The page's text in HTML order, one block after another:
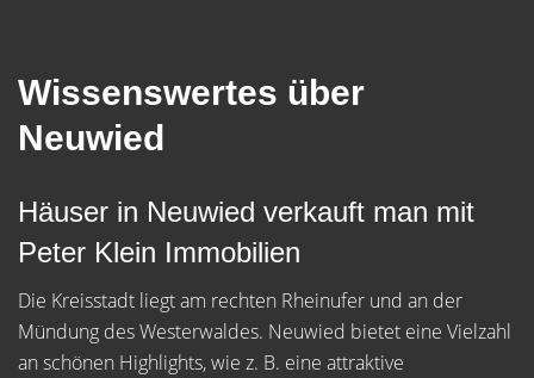
Wissenswertes über
Neuwied
Häuser in Neuwied verkauft man mit
Peter Klein Immobilien
Die Kreisstadt liegt am rechten Rheinufer und an der
Mündung des Westerwaldes. Neuwied bietet eine Vielzahl
an schönen Highlights, wie z. B. eine attraktive